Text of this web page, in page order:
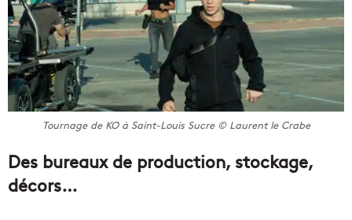
Tournage de KO à Saint-Louis Sucre © Laurent le Crabe
Des bureaux de production, stockage,
décors…